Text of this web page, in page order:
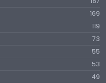
169
119
73
55
53
49